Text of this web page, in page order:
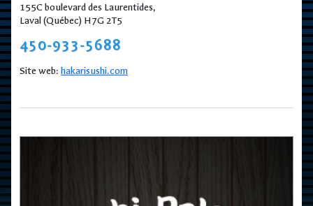
155C boulevard des Laurentides,
Laval (Québec) H7G 2T5
450-933-5688
Site web: hakarisushi.com